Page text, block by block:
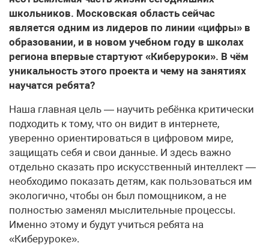
школьников. Московская область сейчас
является одним из лидеров по линии «цифры» в
образовании, и в новом учебном году в школах
региона впервые стартуют «Киберуроки». В чём
уникальность этого проекта и чему на занятиях
научатся ребята?
Наша главная цель — научить ребёнка критически
подходить к тому, что он видит в интернете,
уверенно ориентироваться в цифровом мире,
защищать себя и свои данные. И здесь важно
отдельно сказать про искусственный интеллект —
необходимо показать детям, как пользоваться им
экологично, чтобы он был помощником, а не
полностью заменял мыслительные процессы.
Именно этому и будут учиться ребята на
«Киберуроке».